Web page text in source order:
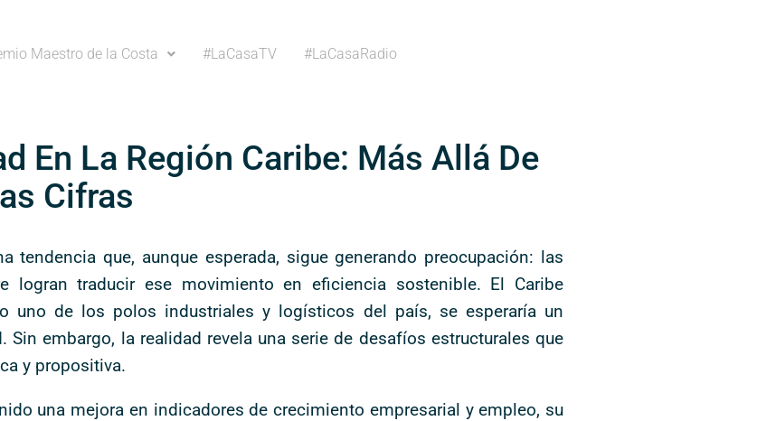
Maestro de la Costa #LaCasaTV #LaCasaRadio
En La Región Caribe: Más Allá De
Cifras
que, aunque esperada, sigue generando preocupación: las
logran traducir ese movimiento en eficiencia sostenible. El Caribe
uno de los polos industriales y logísticos del país, se esperaría un
embargo, la realidad revela una serie de desafíos estructurales que
y propositiva.
una mejora en indicadores de crecimiento empresarial y empleo, su